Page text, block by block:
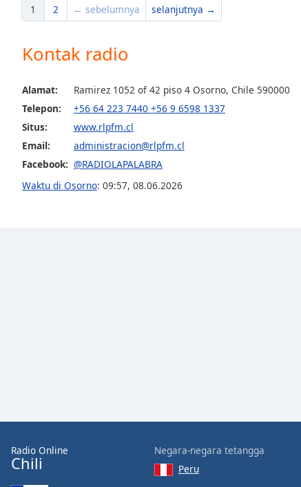
Color
Opacity
Area
Background
Color
Done
1 2 ← sebelumnya selanjutnya →
Kontak radio
Alamat:
Ramirez 1052 of 42 piso 4 Osorno, Chile 590000
Telepon:
+56 64 223 7440 +56 9 6598 1337
Situs:
www.rlpfm.cl
Email:
administracion@rlpfm.cl
Facebook: @RADIOLAPALABRA
Waktu di Osorno: 09:57, 08.06.2026
Radio Online
Chili
Negara-negara tetangga
Peru